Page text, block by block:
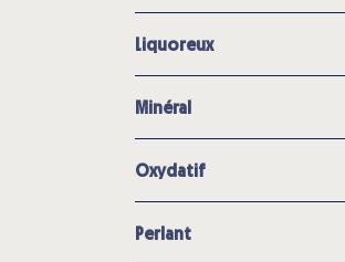
Liquoreux
Minéral
Oxydatif
Perlant